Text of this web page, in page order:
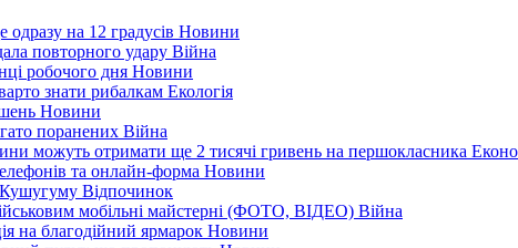
одразу на 12 градусів Новини
повторного удару Війна
робочого дня Новини
знати рибалкам Екологія
Новини
поранених Війна
можуть отримати ще 2 тисячі гривень на першокласника
та онлайн-форма Новини
Кушугуму Відпочинок
мобільні майстерні (ФОТО, ВІДЕО) Війна
на благодійний ярмарок Новини